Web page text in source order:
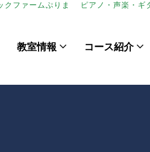
ファームぷりま ピアノ・声楽・ギ
教室情報 コース紹介